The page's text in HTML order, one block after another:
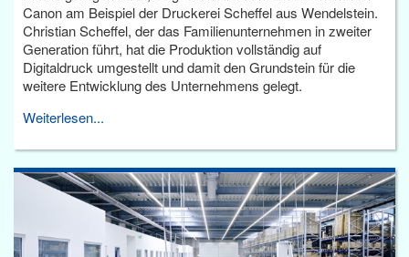
Canon am Beispiel der Druckerei Scheffel aus Wendelstein.
Christian Scheffel, der das Familienunternehmen in zweiter
Generation führt, hat die Produktion vollständig auf
Digitaldruck umgestellt und damit den Grundstein für die
weitere Entwicklung des Unternehmens gelegt.
Weiterlesen...